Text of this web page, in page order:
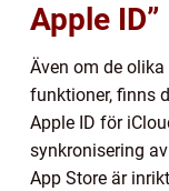
Apple ID”
Även om de
funktioner, finns
Apple ID för
synkronisering
App Store är